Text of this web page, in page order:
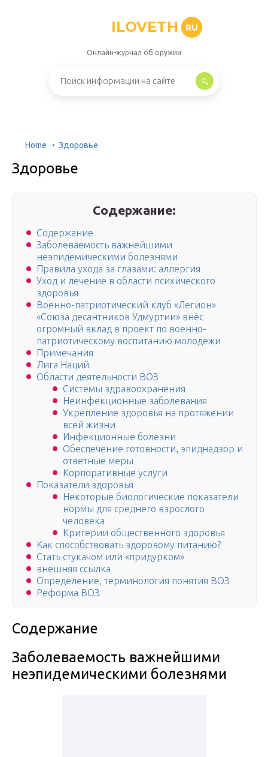
ILOVETH RU
Онлайн-журнал об оружии
Home Здоровье
Здоровье
Содержание:
Содержание
Заболеваемость важнейшими
неэпидемическими болезнями
Правила ухода за глазами: аллергия
Уход и лечение в области психического
здоровья
Военно-патриотический клуб «Легион»
«Союза десантников Удмуртии» внёс
огромный вклад в проект по военно-
патриотическому воспитанию молодежи
Примечания
Лига Наций
Области деятельности ВОЗ
Системы здравоохранения
Неинфекционные заболевания
Укрепление здоровья на протяжении
всей жизни
Инфекционные болезни
Обеспечение готовности, эпиднадзор и
ответные меры
Корпоративные услуги
Показатели здоровья
Некоторые биологические показатели
нормы для среднего взрослого
человека
Критерии общественного здоровья
Как способствовать здоровому питанию?
Стать стукачом или «придурком»
внешняя ссылка
Определение, терминология понятия ВОЗ
Реформа ВОЗ
Содержание
Заболеваемость важнейшими
неэпидемическими болезнями